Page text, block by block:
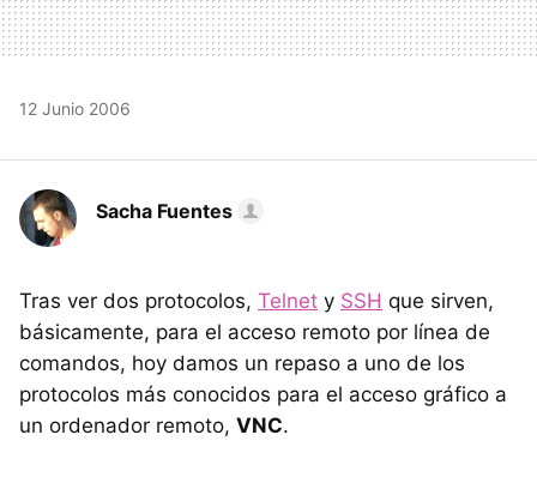
12 Junio 2006
Sacha Fuentes
Tras ver dos protocolos, Telnet y SSH que sirven,
básicamente, para el acceso remoto por línea de
comandos, hoy damos un repaso a uno de los
protocolos más conocidos para el acceso gráfico a
un ordenador remoto, VNC.